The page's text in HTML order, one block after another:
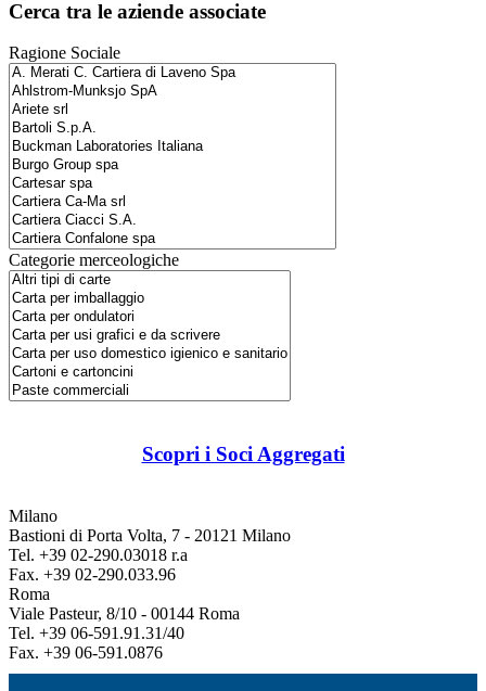
Cerca tra le aziende associate
Ragione Sociale
Categorie merceologiche
Scopri i Soci Aggregati
Milano
Bastioni di Porta Volta, 7 - 20121 Milano
Tel. +39 02-290.03018 r.a
Fax. +39 02-290.033.96
Roma
Viale Pasteur, 8/10 - 00144 Roma
Tel. +39 06-591.91.31/40
Fax. +39 06-591.0876